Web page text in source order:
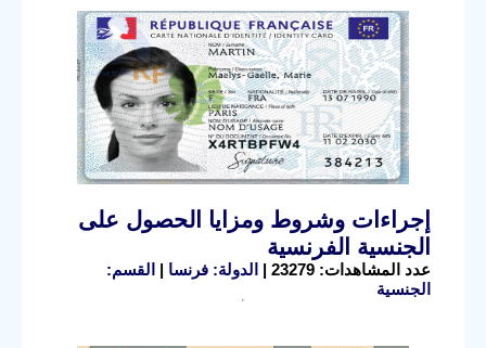
إجراءات وشروط ومزايا الحصول على
الجنسية الفرنسية
عدد المشاهدات: 23279 | الدولة: فرنسا | القسم:
الجنسية